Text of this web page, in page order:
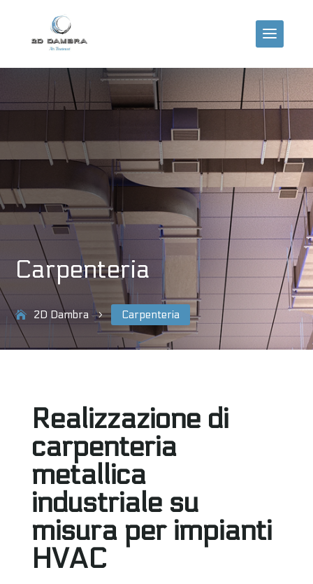
Carpenteria
2D Dambra 5 Carpenteria
Realizzazione di
carpenteria
metallica
industriale su
misura per impianti
HVAC